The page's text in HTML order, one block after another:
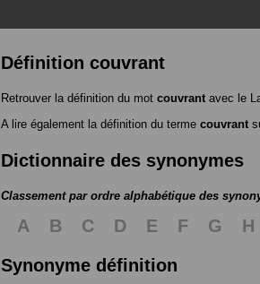
Définition couvrant
Retrouver la définition du mot couvrant avec le
A lire également la définition du terme couvrant
Dictionnaire des synonymes
Classement par ordre alphabétique des
A B C D E F G H
Synonyme définition